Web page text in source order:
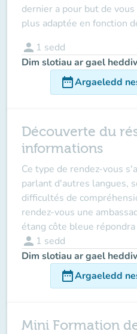
dernier a pour but de
plus adaptée en fonction
person 1 sedd
Dim slotiau ar gael
date_rangeArgaeledd
Découverte du
informations
Ce type de rendez-vous
parlant d'autres langues,
difficultés de
rendez-vous une
étang côte bleue
person 1 sedd
Dim slotiau ar gael
date_rangeArgaeledd
Mini Formation